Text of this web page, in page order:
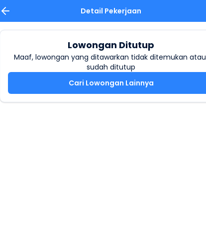
Detail Pekerjaan
Lowongan Ditutup
Maaf, lowongan yang ditawarkan tidak ditemukan atau
sudah ditutup
Cari Lowongan Lainnya